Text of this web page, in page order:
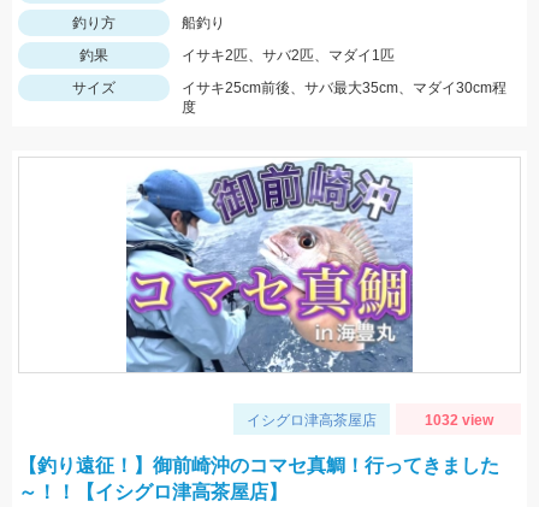
釣り方
船釣り
釣果
イサキ2匹、サバ2匹、マダイ1匹
サイズ
イサキ25cm前後、サバ最大35cm、マダイ30cm程
度
イシグロ津高茶屋店 1032 view
【釣り遠征！】御前崎沖のコマセ真鯛！行ってきました
～！！【イシグロ津高茶屋店】